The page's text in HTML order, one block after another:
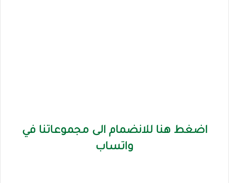
اضغط هنا للانضمام الى مجموعاتنا في
واتساب